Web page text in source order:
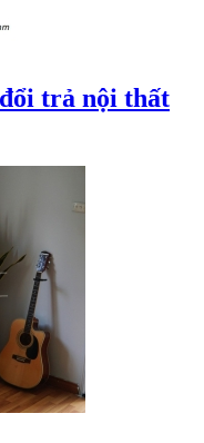
trả nội thất